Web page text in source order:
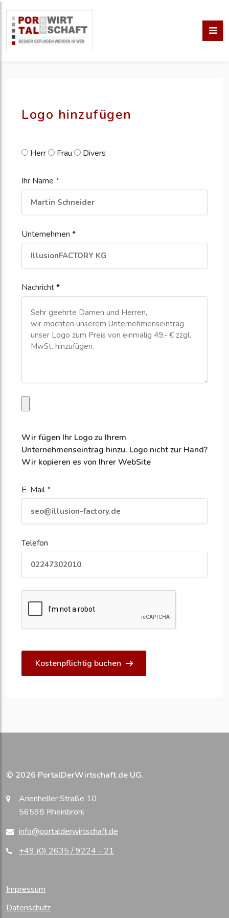
erstellen
Logo hinzufügen
Herr Frau Divers
Ihr Name *
Unternehmen *
Nachricht *
Wir fügen Ihr Logo zu Ihrem
Unternehmenseintrag hinzu. Logo nicht zur Hand?
Wir kopieren es von Ihrer WebSite
E-Mail *
Telefon
Kostenpflichtig buchen
© 2026 PortalDerWirtschaft.de UG.
Arienheller Straße 10
56598 Rheinbrohl
info@portalderwirtschaft.de
+49 (0) 2635 / 9224 - 21
Impressum
Datenschutz